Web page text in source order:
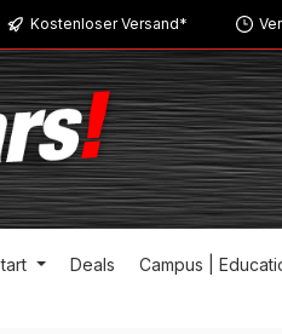
Kostenloser Versand*
Deals Campus |